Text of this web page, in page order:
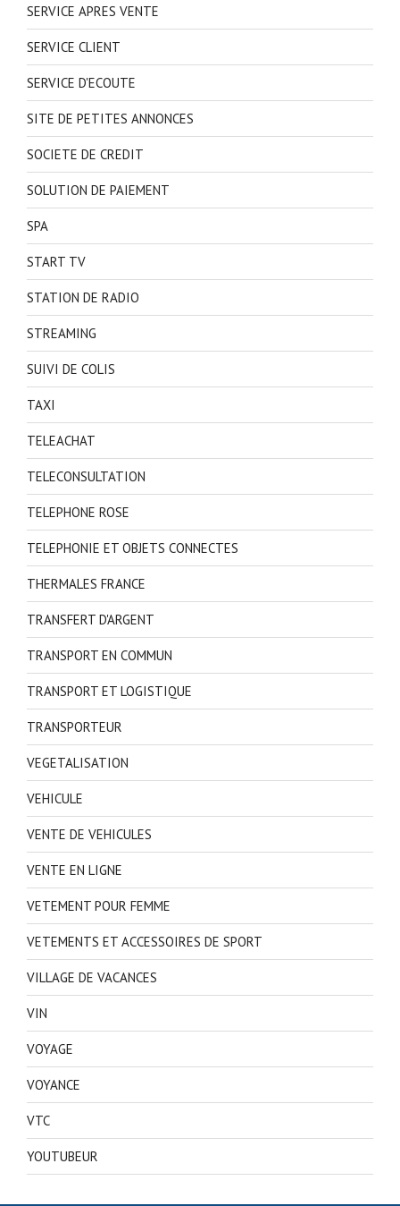
SERVICE APRES VENTE
SERVICE CLIENT
SERVICE D'ECOUTE
SITE DE PETITES ANNONCES
SOCIETE DE CREDIT
SOLUTION DE PAIEMENT
SPA
START TV
STATION DE RADIO
STREAMING
SUIVI DE COLIS
TAXI
TELEACHAT
TELECONSULTATION
TELEPHONE ROSE
TELEPHONIE ET OBJETS CONNECTES
THERMALES FRANCE
TRANSFERT D'ARGENT
TRANSPORT EN COMMUN
TRANSPORT ET LOGISTIQUE
TRANSPORTEUR
VEGETALISATION
VEHICULE
VENTE DE VEHICULES
VENTE EN LIGNE
VETEMENT POUR FEMME
VETEMENTS ET ACCESSOIRES DE SPORT
VILLAGE DE VACANCES
VIN
VOYAGE
VOYANCE
VTC
YOUTUBEUR